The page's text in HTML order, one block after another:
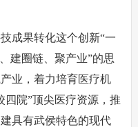
果转化这个创新“一
建圈链、聚产业”的思
业，着力培育医疗机
四院”顶尖医疗资源，推
具有武侯特色的现代